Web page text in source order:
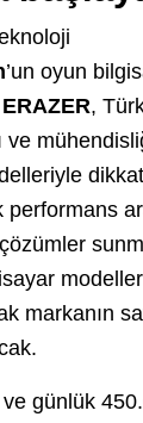
’un oyun
ERAZER,
ve
performans
markanın
günlük